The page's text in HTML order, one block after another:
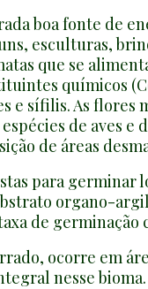
boa fonte de
esculturas,
que se
químicos
sífilis. As flores
de aves
de áreas
para
organo-
de germinação
ocorre em
nesse bioma.